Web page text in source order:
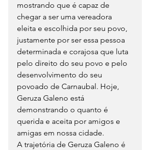
mostrando que é capaz de
chegar a ser uma vereadora
eleita e escolhida por seu povo,
justamente por ser essa pessoa
determinada e corajosa que luta
pelo direito do seu povo e pelo
desenvolvimento do seu
povoado de Carnaubal. Hoje,
Geruza Galeno está
demonstrando o quanto é
querida e aceita por amigos e
amigas em nossa cidade.
A trajetória de Geruza Galeno é